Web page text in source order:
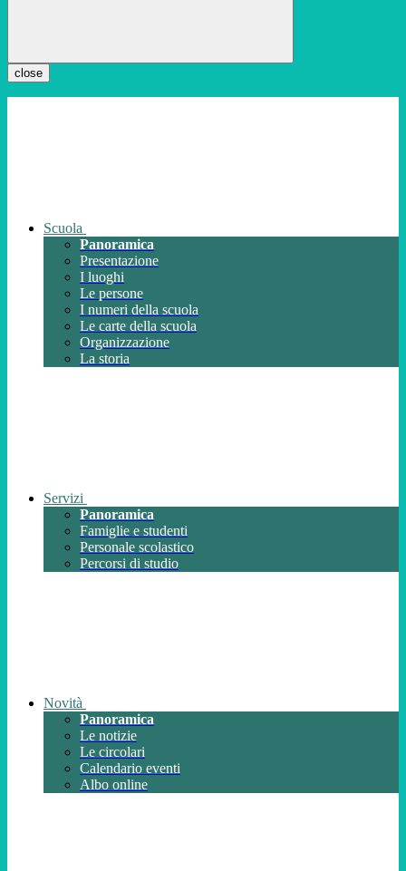
close
Scuola
Panoramica
Presentazione
I luoghi
Le persone
I numeri della scuola
Le carte della scuola
Organizzazione
La storia
Servizi
Panoramica
Famiglie e studenti
Personale scolastico
Percorsi di studio
Novità
Panoramica
Le notizie
Le circolari
Calendario eventi
Albo online